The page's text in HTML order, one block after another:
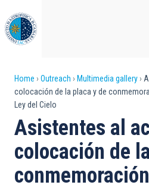
to
main
content
Breadcrumb
Home Outreach Multimedia gallery
colocación de la placa y de
Ley del Cielo
Asistentes al
colocación de